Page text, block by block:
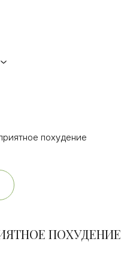
похудение
ПОХУДЕНИЕ